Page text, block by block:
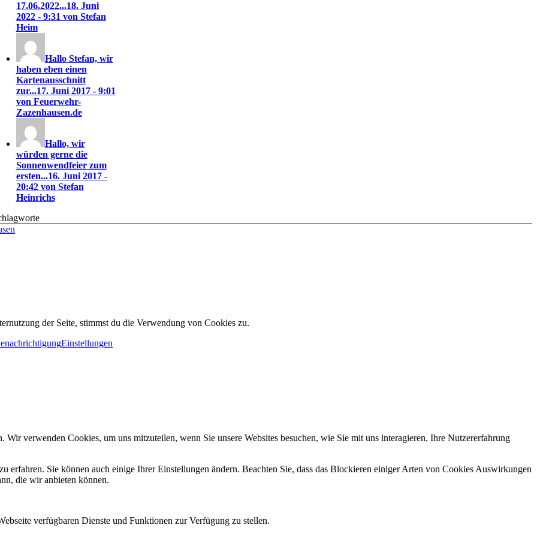
17.06.2022...18. Juni
2022 - 9:31 von Stefan
Heim
Hallo Stefan, wir
haben eben einen
Kartenausschnitt
zur...17. Juni 2017 - 9:01
von Feuerwehr-
Zazenhausen.de
Hallo, wir
würden gerne die
Sonnenwendfeier zum
ersten...16. Juni 2017 -
20:42 von Stefan
Heinrichs
der Seite, stimmst du die Verwendung von Cookies zu.
Einstellungen
verwenden Cookies, um uns mitzuteilen, wenn Sie unsere Websites besuchen, wie Sie mit uns interagieren, Ihre Nutzererfahrung
erfahren. Sie können auch einige Ihrer Einstellungen ändern. Beachten Sie, dass das Blockieren einiger Arten von Cookies Auswirkungen
die wir anbieten können.
verfügbaren Dienste und Funktionen zur Verfügung zu stellen.